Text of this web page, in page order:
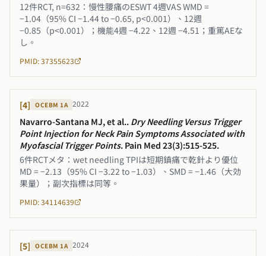
12件RCT, n=632：慢性腰痛のESWT 4週VAS WMD =
−1.04（95% CI −1.44 to −0.65, p<0.001）、12週
−0.85（p<0.001）；機能4週 −4.22、12週 −4.51；重篤AEな
し。
PMID: 37355623
[4] OCEBM 1A 2022
Navarro-Santana MJ, et al.. Dry Needling Versus Trigger
Point Injection for Neck Pain Symptoms Associated with
Myofascial Trigger Points. Pain Med 23(3):515-525.
6件RCTメタ：wet needling TPIは短期鎮痛で乾針より優位
MD = −2.13（95% CI −3.22 to −1.03）、SMD = −1.46（大効
果量）；副次指標は同等。
PMID: 34114639
[5] OCEBM 1A 2024